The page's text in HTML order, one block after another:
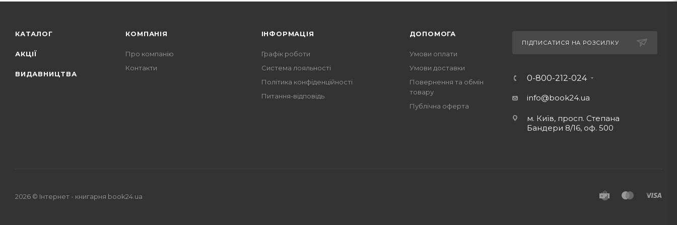
Книги Льюїса Керролла – краще рішення для прочитання всією сім'єю.
КАТАЛОГ
АКЦІЇ
ВИДАВНИЦТВА
КОМПАНІЯ
Про компанію
Контакти
ІНФОРМАЦІЯ
Графік роботи
Система лояльності
Політика конфіденційності
Питання-відповідь
ДОПОМОГА
Умови оплати
Умови доставки
Повернення та обмін
товару
Публічна оферта
ПІДПИСАТИСЯ НА РОЗСИЛКУ
0-800-212-024
info@book24.ua
м. Київ, просп. Степана
Бандери 8/16, оф. 500
2026 © Iнтернет - книгарня book24.ua